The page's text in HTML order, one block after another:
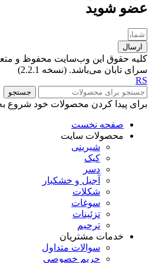
عضو شوید
ارسال
کلیه حقوق این وب‌سایت محفوظ و
سرای تابان می‌باشد. (نسخه 2.2.1)
RS
جستجو
برای پیدا کردن محصولات خود شروع به
صفحه نخست
محصولات سایت
شیرینی
کیک
دسر
آجیل و خشکبار
شکلات
سوغات
تزئینات
ترحیم
خدمات مشتریان
سوالات متداول
حریم خصوصی